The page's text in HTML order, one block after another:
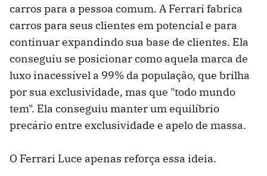
carros para a pessoa comum. A Ferrari fabrica
carros para seus clientes em potencial e para
continuar expandindo sua base de clientes. Ela
conseguiu se posicionar como aquela marca de
luxo inacessível a 99% da população, que brilha
por sua exclusividade, mas que "todo mundo
tem". Ela conseguiu manter um equilíbrio
precário entre exclusividade e apelo de massa.
O Ferrari Luce apenas reforça essa ideia.